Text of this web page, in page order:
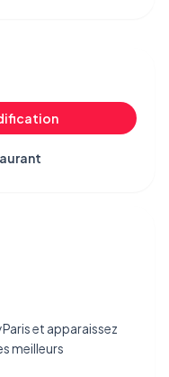
et apparaissez
meilleurs